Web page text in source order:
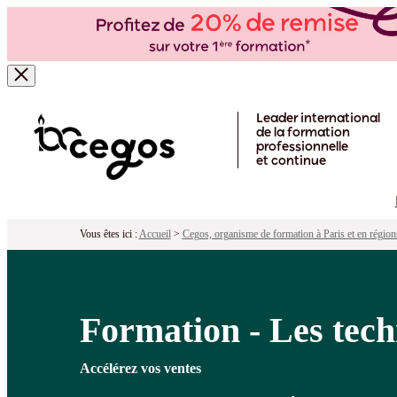
Leader international
de la formation
professionnelle
et continue
Vous êtes ici :Accueil> Cegos, organisme de formation à Paris et en
Formation - Les
Accélérez vos ventes
Formation - Les techniques de closing
Pour qui ? Programme Objectifs